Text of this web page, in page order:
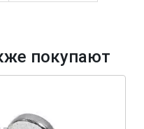
покупают